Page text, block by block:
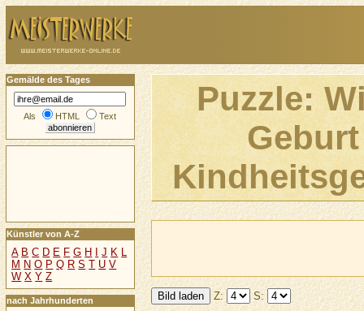
Puzzle:
Z: S:
Gemälde des Tages
Als HTML Text
Künstler von A-Z
A B C D E F G H J K L
M N O P Q R S T U V
W X Y Z
nach Jahrhunderten